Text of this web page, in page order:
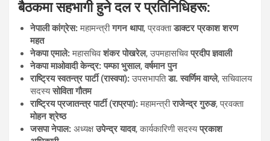
बैठकमा सहभागी हुने दल र प्रतिनिधिहरू:
नेपाली कांग्रेस:महामन्त्रीगगन थापा, प्रवक्ताडाक्टर प्रकाश शरण
महत
नेकपा एमाले:महासचिवशंकर पोखरेल, उपमहासचिवप्रदीप ज्ञवाली
नेकपा माओवादी केन्द्र: पम्फा भुसाल,वर्षमान पुन
राष्ट्रिय स्वतन्त्र पार्टी (रास्वपा):उपसभापतिडा. स्वर्णिम वाग्ले, सचिवालय
सदस्यसोविता गौतम
राष्ट्रिय प्रजातन्त्र पार्टी (राप्रपा):महामन्त्रीराजेन्द्र गुरुङ, प्रवक्ता
मोहन श्रेष्ठ
जसपा नेपाल: अध्यक्षउपेन्द्र यादव, कार्यकारिणी सदस्यप्रकाश